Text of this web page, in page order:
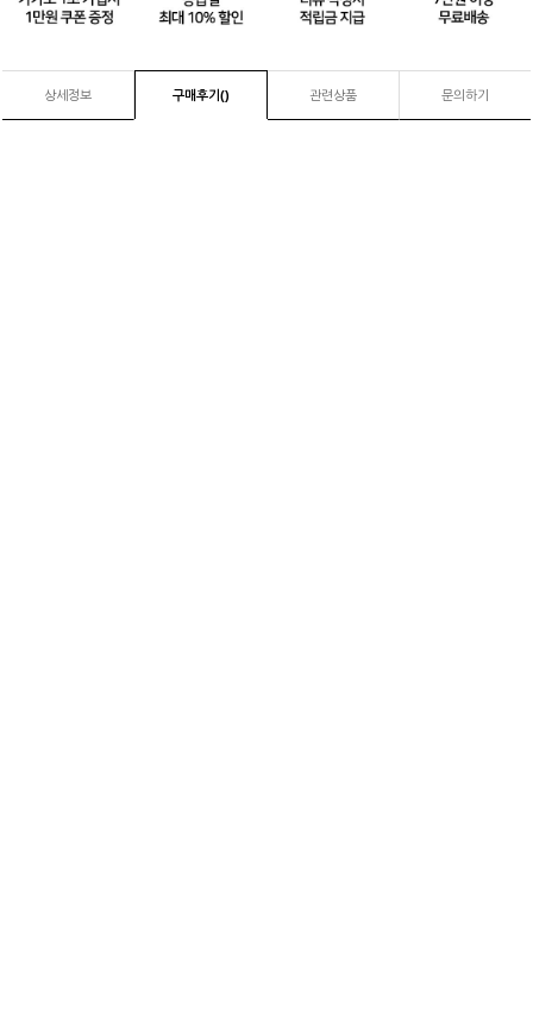
상세정보 구매후기() 관련상품 문의하기